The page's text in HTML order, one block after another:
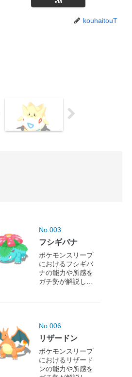
kouhaitouT
No.003
フシギバナ
ポケモンスリープ
におけるフシギバ
ナの能力や所感を
ガチ勢が解説しま
No.006
リザードン
ポケモンスリープ
におけるリザード
ンの能力や所感を